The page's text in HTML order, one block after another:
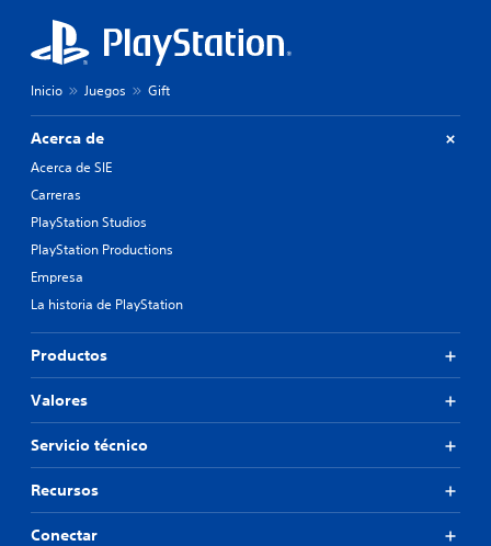
Inicio Juegos Gift
Acerca de
Acerca de SIE
Carreras
PlayStation Studios
PlayStation Productions
Empresa
La historia de PlayStation
Productos
Valores
Servicio técnico
Recursos
Conectar